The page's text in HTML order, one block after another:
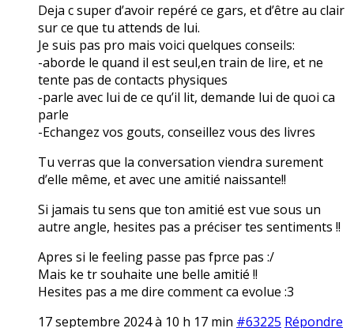
Deja c super d’avoir repéré ce gars, et d’être au clair
sur ce que tu attends de lui.
Je suis pas pro mais voici quelques conseils:
-aborde le quand il est seul,en train de lire, et ne
tente pas de contacts physiques
-parle avec lui de ce qu’il lit, demande lui de quoi ca
parle
-Echangez vos gouts, conseillez vous des livres
Tu verras que la conversation viendra surement
d’elle même, et avec une amitié naissante!!
Si jamais tu sens que ton amitié est vue sous un
autre angle, hesites pas a préciser tes sentiments !!
Apres si le feeling passe pas fprce pas :/
Mais ke tr souhaite une belle amitié !!
Hesites pas a me dire comment ca evolue :3
17 septembre 2024 à 10 h 17 min #63225 Répondre